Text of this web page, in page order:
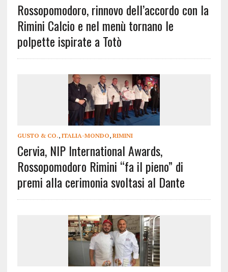
Rossopomodoro, rinnovo dell’accordo con la
Rimini Calcio e nel menù tornano le
polpette ispirate a Totò
GUSTO & CO., ITALIA-MONDO, RIMINI
Cervia, NIP International Awards,
Rossopomodoro Rimini “fa il pieno” di
premi alla cerimonia svoltasi al Dante